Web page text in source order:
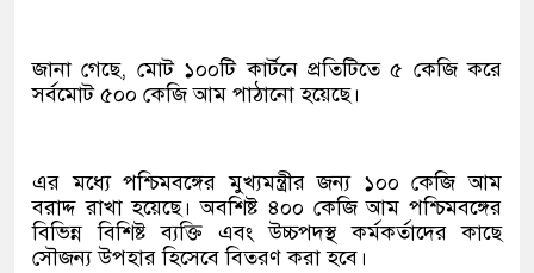
জানা গেছে, মোট ১০০টি কার্টনে প্রতিটিতে ৫ কেজি করে
সর্বমোট ৫০০ কেজি আম পাঠানো হয়েছে।
এর মধ্যে পশ্চিমবঙ্গের মুখ্যমন্ত্রীর জন্য ১০০ কেজি আম
বরাদ্দ রাখা হয়েছে। অবশিষ্ট ৪০০ কেজি আম পশ্চিমবঙ্গের
বিভিন্ন বিশিষ্ট ব্যক্তি এবং উচ্চপদস্থ কর্মকর্তাদের কাছে
সৌজন্য উপহার হিসেবে বিতরণ করা হবে।